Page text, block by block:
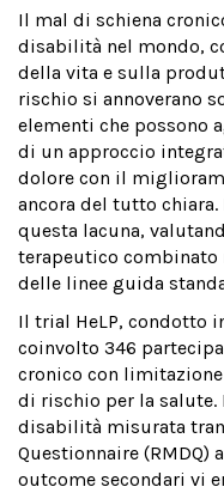
Il mal di schiena
disabilità nel mondo,
della vita e sulla
rischio si annoverano
elementi che possono
di un approccio
dolore con il
ancora del tutto
questa lacuna,
terapeutico
delle linee guida
Il trial HeLP, condotto
coinvolto 346
cronico con
di rischio per la salute.
disabilità misurata
Questionnaire (RMDQ)
outcome secondari vi